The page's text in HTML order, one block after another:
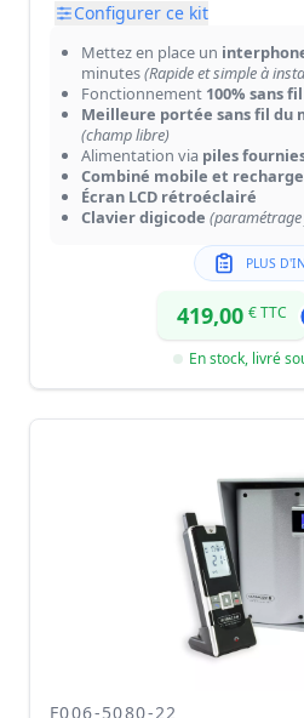
Configurer ce kit
Mettez en place un
minutes(Rapide et simple à
Fonctionnement 100% sans fil
Meilleure portée sans fil du
(champ libre)
Alimentation via piles
Combiné mobile et
Écran LCD rétroéclairé
Clavier digicode
PLUS
419,00 € TTC
En stock, livré
F006-5080-22